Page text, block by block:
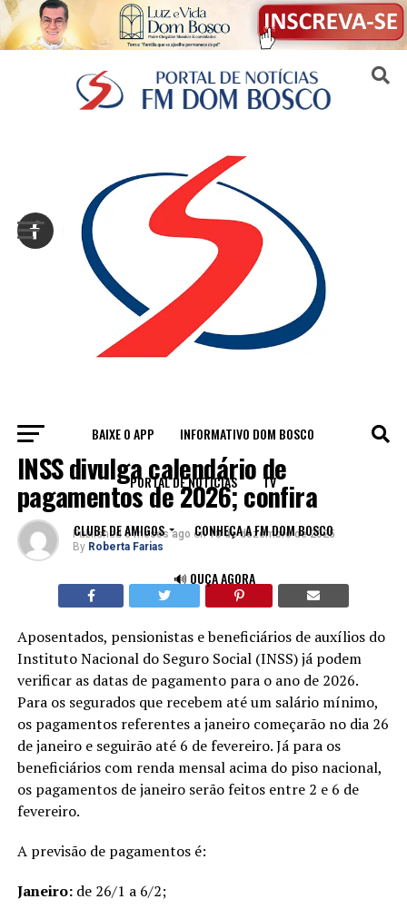
BAIXE O APP INFORMATIVO DOM BOSCO
PORTAL DE NOTÍCIAS TV
CLUBE DE AMIGOS CONHEÇA A FM DOM BOSCO
🔊 OUÇA AGORA
BRASIL
INSS divulga calendário de
pagamentos de 2026; confira
Published 8 meses ago on 18 de dezembro de 2025
By Roberta Farias
Aposentados, pensionistas e beneficiários de auxílios do
Instituto Nacional do Seguro Social (INSS) já podem
verificar as datas de pagamento para o ano de 2026.
Para os segurados que recebem até um salário mínimo,
os pagamentos referentes a janeiro começarão no dia 26
de janeiro e seguirão até 6 de fevereiro. Já para os
beneficiários com renda mensal acima do piso nacional,
os pagamentos de janeiro serão feitos entre 2 e 6 de
fevereiro.
A previsão de pagamentos é:
Janeiro: de 26/1 a 6/2;
Sair da versão mobile